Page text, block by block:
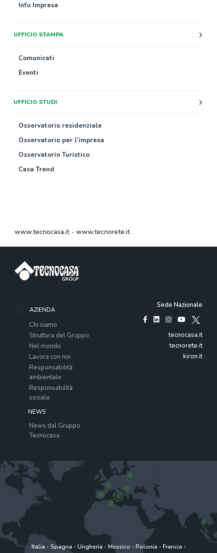
Info Impresa
UFFICIO STAMPA
Comunicati
Eventi
UFFICIO STUDI
Osservatorio residenziale
Osservatorio per l’impresa
Osservatorio Turistico
Casa Trend
www.tecnocasa.it- www.tecnorete.it
AZIENDA
Chi siamo
Struttura del Gruppo
Nel mondo
Lavora con noi
Responsabilità
ambientale
Responsabilità
sociale
NEWS
News dal Gruppo
Tecnocasa
Sede Nazionale
tecnocasa.it
tecnorete.it
kiron.it
Italia -Spagna -Ungheria -Messico -Polonia -Francia -